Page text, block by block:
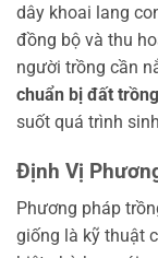
dây khoai lang
đồng bộ và thu
người trồng cần
chuẩn bị đất trồng
suốt quá trình
Định Vị
Phương pháp
giống là kỹ thuật